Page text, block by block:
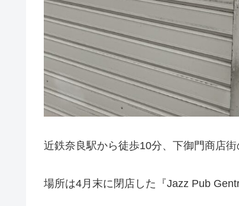
近鉄奈良駅から徒歩10分、下御門商店街
場所は4月末に閉店した『Jazz Pub